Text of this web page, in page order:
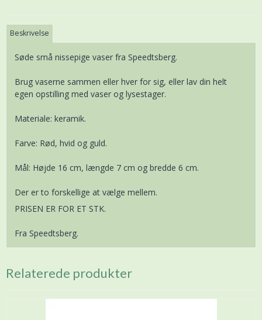
Beskrivelse
Søde små nissepige vaser fra Speedtsberg.
Brug vaserne sammen eller hver for sig, eller lav din helt
egen opstilling med vaser og lysestager.
Materiale: keramik.
Farve: Rød, hvid og guld.
Mål: Højde 16 cm, længde 7 cm og bredde 6 cm.
Der er to forskellige at vælge mellem.
PRISEN ER FOR ET STK.
Fra Speedtsberg.
Relaterede produkter